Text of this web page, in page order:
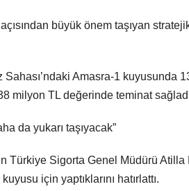
büyük önem taşıyan
Amasra-1 kuyusunda
milyon TL değerinde teminat
da yukarı taşıyacak”
Türkiye Sigorta Genel Müdürü
için yaptıklarını hatırlattı.